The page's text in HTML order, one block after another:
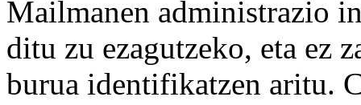
Mailmanen administrazio
ditu zu ezagutzeko, eta ez
burua identifikatzen aritu.